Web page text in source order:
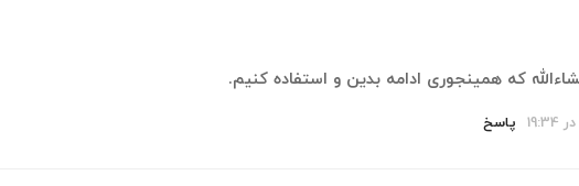
که همینجوری ادامه بدین و استفاده کنیم.
پاسخ